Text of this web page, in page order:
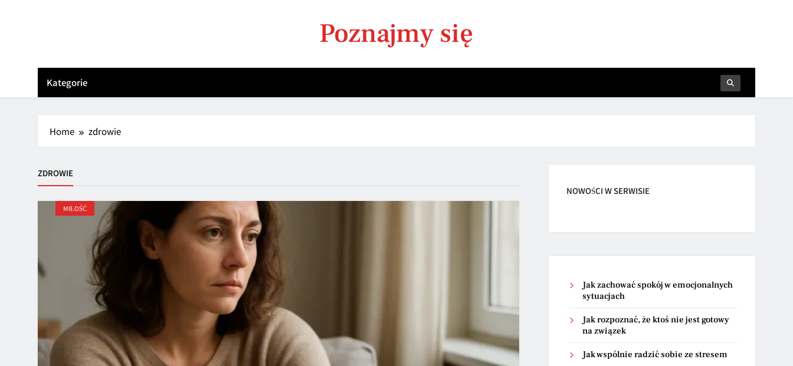
Poznajmy się
Kategorie
Home zdrowie
ZDROWIE
MIŁOŚĆ
NOWOŚCI W SERWISIE
Jak zachować spokój w emocjonalnych
sytuacjach
Jak rozpoznać, że ktoś nie jest gotowy
na związek
Jak wspólnie radzić sobie ze stresem